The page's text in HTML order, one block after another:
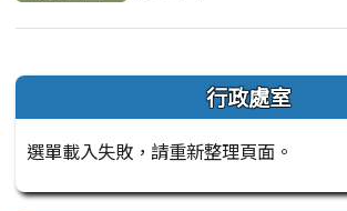
左邊區域內容 行政處室
選單載入失敗，請重新整理頁面。